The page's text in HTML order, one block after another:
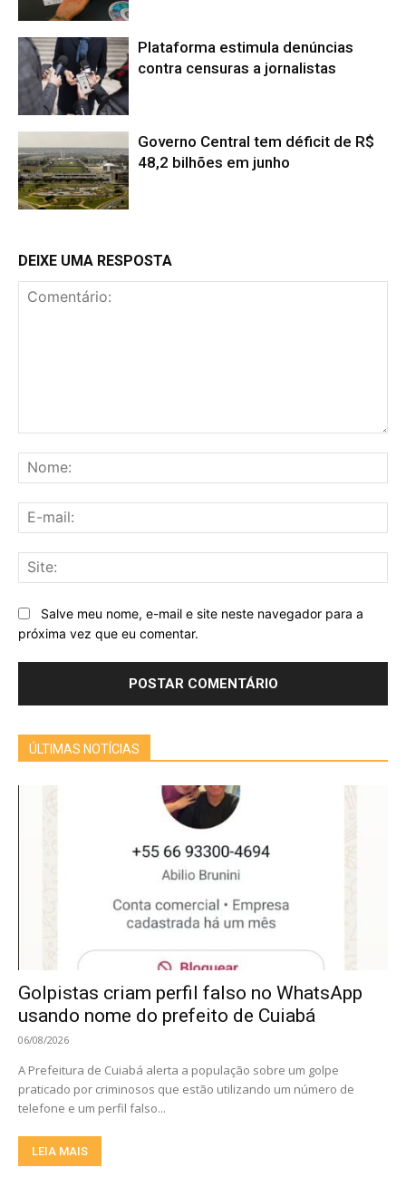
Plataforma estimula denúncias
contra censuras a jornalistas
Governo Central tem déficit de R$
48,2 bilhões em junho
DEIXE UMA RESPOSTA
Salve meu nome, e-mail e site neste navegador para a
próxima vez que eu comentar.
ÚLTIMAS NOTÍCIAS
Golpistas criam perfil falso no WhatsApp
usando nome do prefeito de Cuiabá
06/08/2026
A Prefeitura de Cuiabá alerta a população sobre um golpe
praticado por criminosos que estão utilizando um número de
telefone e um perfil falso...
LEIA MAIS